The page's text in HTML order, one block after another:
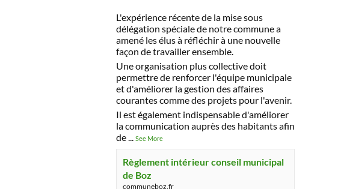
L'expérience récente de la mise sous
délégation spéciale de notre commune a
amené les élus à réfléchir à une nouvelle
façon de travailler ensemble.
Une organisation plus collective doit
permettre de renforcer l'équipe municipale
et d'améliorer la gestion des affaires
courantes comme des projets pour l'avenir.
Il est également indispensable d'améliorer
la communication auprès des habitants afin
de... See More
Règlement intérieur conseil municipal
de Boz
communeboz.fr